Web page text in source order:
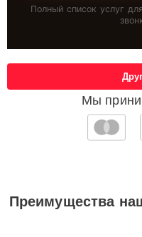
Полный список услуг
Мы
Преимущества